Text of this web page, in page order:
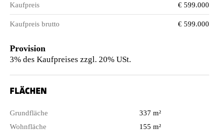
Kaufpreis € 599.000
Kaufpreis brutto € 599.000
Provision
3% des Kaufpreises zzgl. 20% USt.
FLÄCHEN
Grundfläche
337 m²
Wohnfläche
155 m²